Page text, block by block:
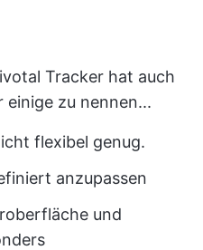
Tracker hat auch
einige zu nennen...
flexibel genug.
anzupassen
und